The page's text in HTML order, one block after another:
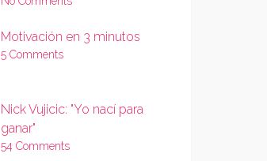
Motivación en 3 minutos
5 Comments
Nick Vujicic: "Yo nací para
ganar"
54 Comments